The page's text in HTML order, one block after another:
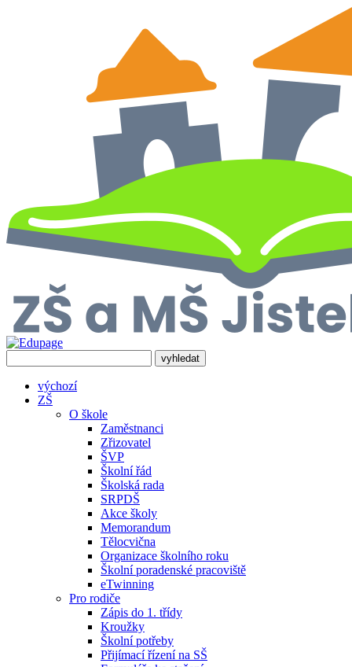
výchozí
ZŠ
O škole
Zaměstnanci
Zřizovatel
ŠVP
Školní řád
Školská rada
SRPDŠ
Akce školy
Memorandum
Tělocvična
Organizace školního roku
Školní poradenské pracoviště
eTwinning
Pro rodiče
Zápis do 1. třídy
Kroužky
Školní potřeby
Přijímací řízení na SŠ